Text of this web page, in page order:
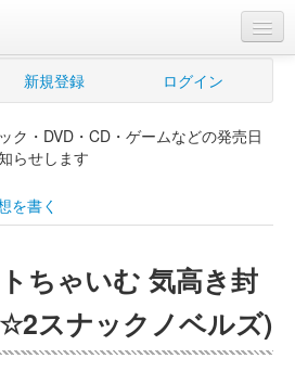
新規登録 ログイン
ク・DVD・CD・ゲームなどの発売日
らせします
を書く
ちゃいむ 気高き封
スナックノベルズ)